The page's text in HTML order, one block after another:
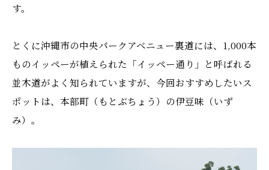
す。
とくに沖縄市の中央パークアベニュー裏道には、1,000本
ものイッペーが植えられた「イッペー通り」と呼ばれる
並木道がよく知られていますが、今回おすすめしたいス
ポットは、本部町（もとぶちょう）の伊豆味（いず
み）。